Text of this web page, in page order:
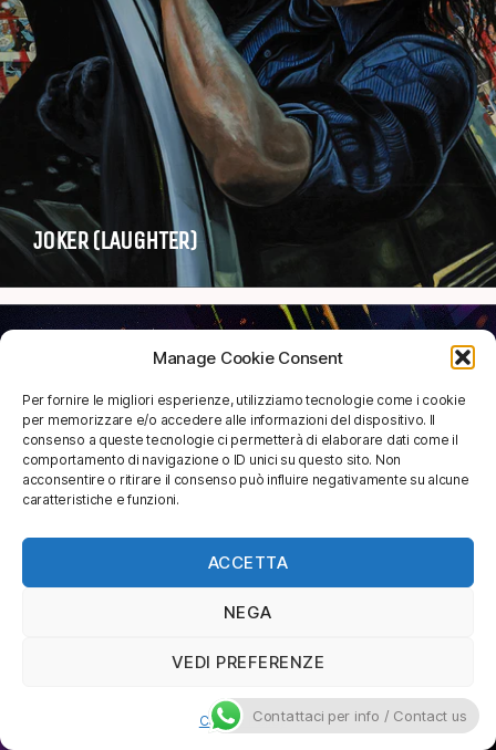
Manage Cookie Consent
Per fornire le migliori esperienze, utilizziamo tecnologie come i cookie
per memorizzare e/o accedere alle informazioni del dispositivo. Il
consenso a queste tecnologie ci permetterà di elaborare dati come il
comportamento di navigazione o ID unici su questo sito. Non
acconsentire o ritirare il consenso può influire negativamente su alcune
caratteristiche e funzioni.
ACCETTA
NEGA
VEDI PREFERENZE
Cookie Policy
JOKER (LAUGHTER)
Contattaci per info / Contact us